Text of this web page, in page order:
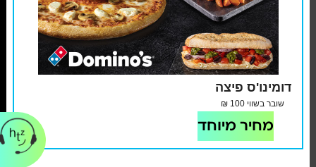
דומינו'ס פיצה
שובר בשווי 100 ₪
מחיר מיוחד